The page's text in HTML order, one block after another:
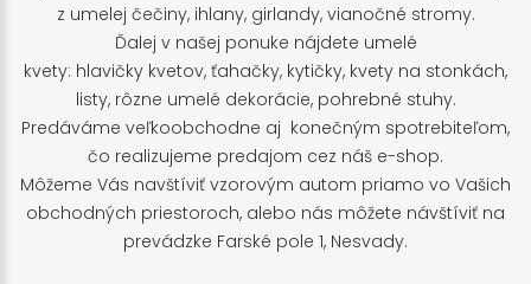
z umelej čečiny, ihlany, girlandy, vianočné stromy.
Ďalej v našej ponuke nájdete umelé
kvety: hlavičky kvetov, ťahačky, kytičky, kvety na stonkách,
listy, rôzne umelé dekorácie, pohrebné stuhy.
Predáváme veľkoobchodne aj konečným spotrebiteľom,
čo realizujeme predajom cez náš e-shop.
Môžeme Vás navštíviť vzorovým autom priamo vo Vašich
obchodných priestoroch, alebo nás môžete návštíviť na
prevádzke Farské pole 1, Nesvady.